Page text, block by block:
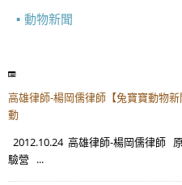
動物新聞
高雄律師-楊岡儒律師【兔寶寶動物
動
2012.10.24 高雄律師-楊岡儒律師
驗營 ...